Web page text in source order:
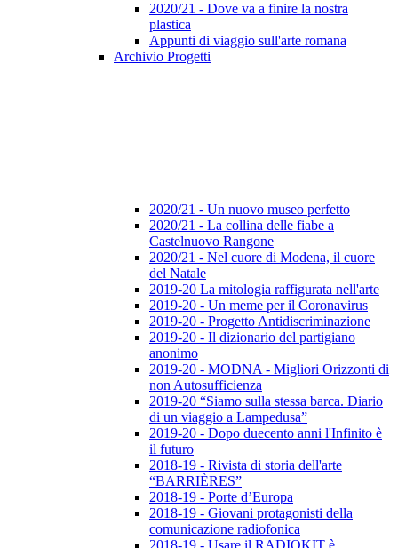
2020/21 - Dove va a finire la nostra
plastica
Appunti di viaggio sull'arte romana
Archivio Progetti
2020/21 - Un nuovo museo perfetto
2020/21 - La collina delle fiabe a
Castelnuovo Rangone
2020/21 - Nel cuore di Modena, il cuore
del Natale
2019-20 La mitologia raffigurata nell'arte
2019-20 - Un meme per il Coronavirus
2019-20 - Progetto Antidiscriminazione
2019-20 - Il dizionario del partigiano
anonimo
2019-20 - MODNA - Migliori Orizzonti di
non Autosufficienza
2019-20 “Siamo sulla stessa barca. Diario
di un viaggio a Lampedusa”
2019-20 - Dopo duecento anni l'Infinito è
il futuro
2018-19 - Rivista di storia dell'arte
“BARRIÈRES”
2018-19 - Porte d’Europa
2018-19 - Giovani protagonisti della
comunicazione radiofonica